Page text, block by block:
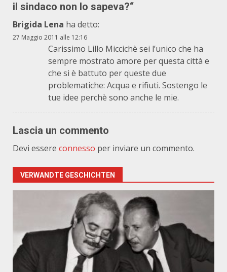
il sindaco non lo sapeva?“
Brigida Lena ha detto:
27 Maggio 2011 alle 12:16
Carissimo Lillo Miccichè sei l’unico che ha
sempre mostrato amore per questa città e
che si è battuto per queste due
problematiche: Acqua e rifiuti. Sostengo le
tue idee perchè sono anche le mie.
Lascia un commento
Devi essere connesso per inviare un commento.
VERWANDTE GESCHICHTEN